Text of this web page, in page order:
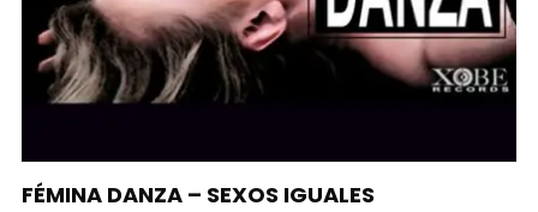
FÉMINA DANZA – SEXOS IGUALES